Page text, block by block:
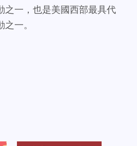
之一，也是美國西部最具代
活動之一。